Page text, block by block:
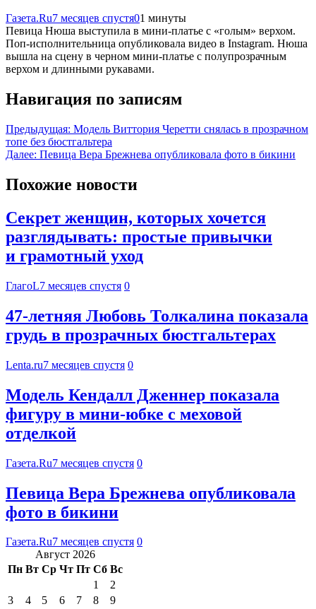
Газета.Ru7 месяцев спустя01 минуты
Певица Нюша выступила в мини-платье с «голым» верхом.
Поп-исполнительница опубликовала видео в Instagram. Нюша
вышла на сцену в черном мини-платье с полупрозрачным
верхом и длинными рукавами.
Навигация по записям
Предыдущая: Модель Виттория Черетти снялась в прозрачном
топе без бюстгальтера
Далее: Певица Вера Брежнева опубликовала фото в бикини
Похожие новости
Секрет женщин, которых хочется
разглядывать: простые привычки
и грамотный уход
ГлагоL7 месяцев спустя 0
47-летняя Любовь Толкалина показала
грудь в прозрачных бюстгальтерах
Lenta.ru7 месяцев спустя 0
Модель Кендалл Дженнер показала
фигуру в мини-юбке с меховой
отделкой
Газета.Ru7 месяцев спустя 0
Певица Вера Брежнева опубликовала
фото в бикини
Газета.Ru7 месяцев спустя 0
Август 2026
Пн Вт Ср Чт Пт Сб Вс
1
2
3
4 5 6 7 8
9